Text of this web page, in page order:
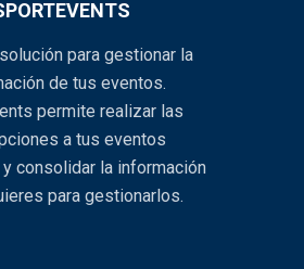
para gestionar la
de tus eventos.
permite realizar las
a tus eventos
consolidar la información
para gestionarlos.